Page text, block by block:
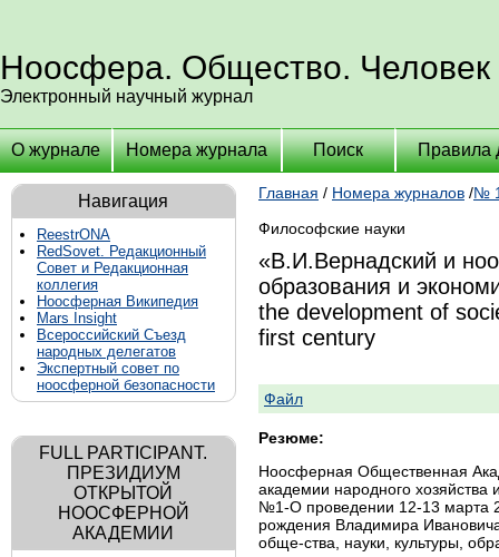
Ноосфера. Общество. Человек
Электронный научный журнал
О журнале Номера журнала Поиск Правила
Навигация
ReestrONA
RedSovet. Редакционный
Совет и Редакционная
коллегия
Ноосферная Википедия
Mars Insight
Всероссийский Съезд
народных делегатов
Экспертный совет по
ноосферной безопасности
FULL PARTICIPANT.
ПРЕЗИДИУМ
ОТКРЫТОЙ
НООСФЕРНОЙ
АКАДЕМИИ
Главная / Номера журналов /№
Философские науки
«В.И.Вернадский и
образования и
the development of
first century
Файл
Резюме:
Ноосферная Общественная
академии народного
№1-О проведении 12-13 марта
рождения Владимира
обще-ства, науки, культуры,